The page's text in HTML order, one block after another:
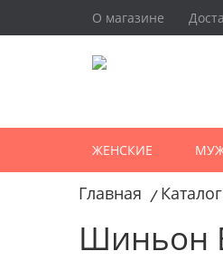
О магазине
ЖЕНСКИЕ
Главная / Каталог
Шиньон